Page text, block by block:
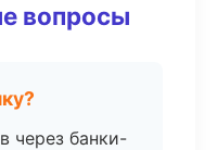
вопросы
через банки-